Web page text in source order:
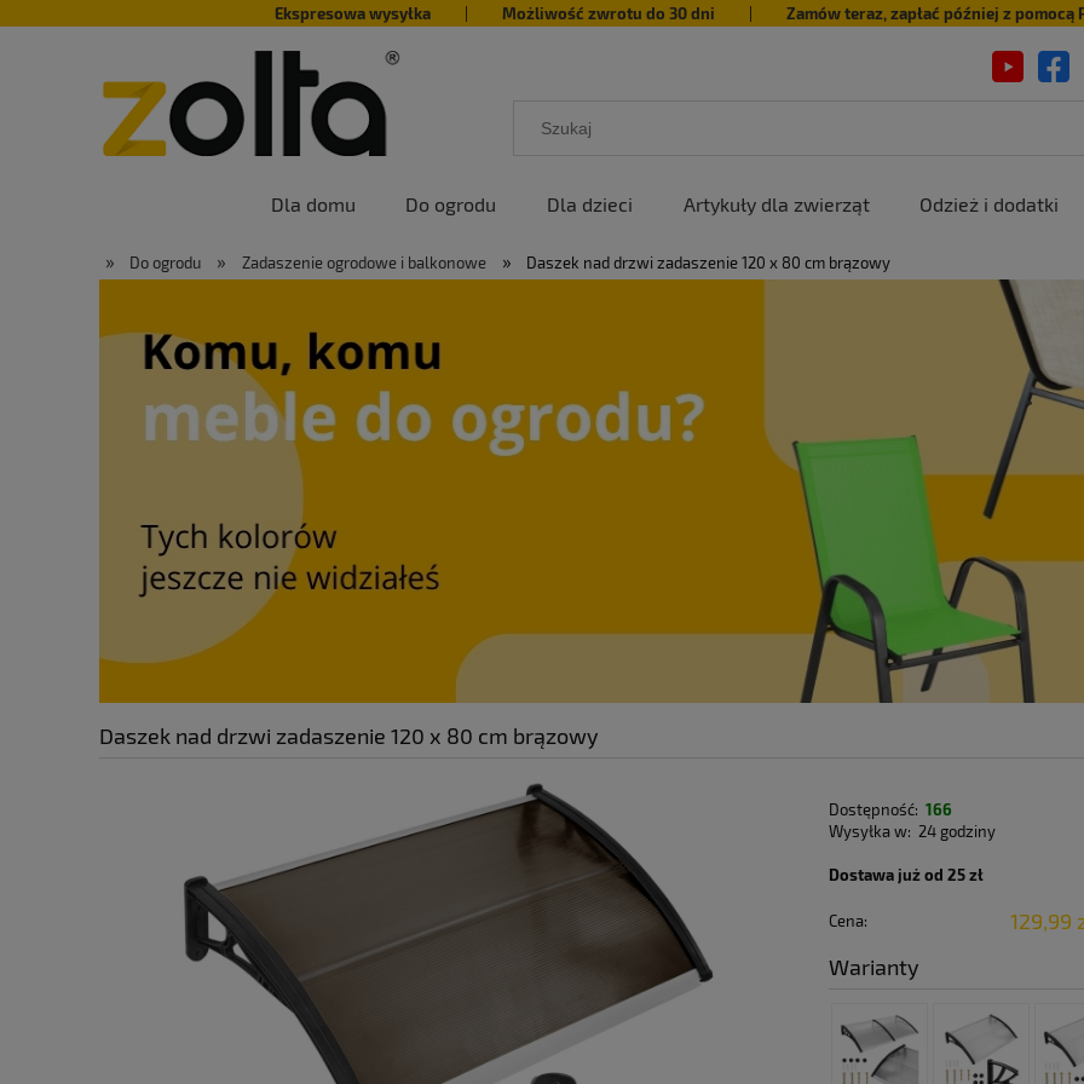
Ekspresowa wysyłka Możliwość zwrotu do 30 dni Zamów teraz, zapłać później z pomocą
Dla domu Do ogrodu Dla dzieci Artykuły dla zwierząt Odzież i dodatki
» Do ogrodu » Zadaszenie ogrodowe i balkonowe » Daszek nad drzwi zadaszenie 120 x 80 cm brązowy
Daszek nad drzwi zadaszenie 120 x 80 cm brązowy
Dostępność: 166
Wysyłka w: 24 godziny
Dostawa już od 25 zł
Cena:
129,99
Warianty